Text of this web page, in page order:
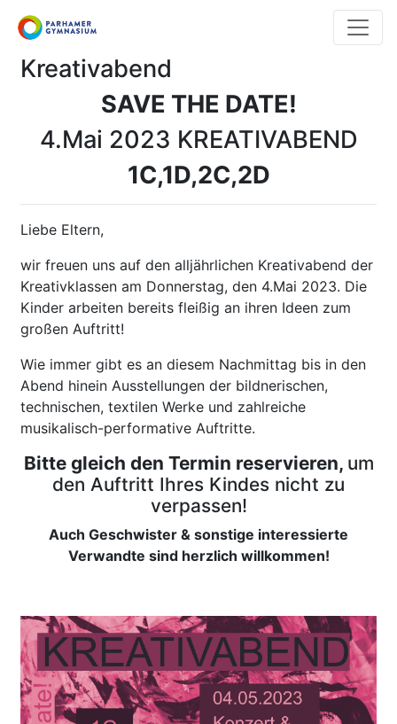
Direkt
zum
Kreativabend
SAVE THE DATE!
4.Mai 2023 KREATIVABEND
1C,1D,2C,2D
Liebe Eltern,
wir freuen uns auf den alljährlichen Kreativabend der
Kreativklassen am Donnerstag, den 4.Mai 2023. Die
Kinder arbeiten bereits fleißig an ihren Ideen zum
großen Auftritt!
Wie immer gibt es an diesem Nachmittag bis in den
Abend hinein Ausstellungen der bildnerischen,
technischen, textilen Werke und zahlreiche
musikalisch-performative Auftritte.
Bitte gleich den Termin reservieren, um
den Auftritt Ihres Kindes nicht zu
verpassen!
Auch Geschwister & sonstige interessierte
Verwandte sind herzlich willkommen!